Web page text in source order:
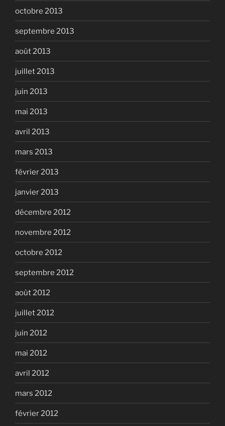
octobre 2013
septembre 2013
août 2013
juillet 2013
juin 2013
mai 2013
avril 2013
mars 2013
février 2013
janvier 2013
décembre 2012
novembre 2012
octobre 2012
septembre 2012
août 2012
juillet 2012
juin 2012
mai 2012
avril 2012
mars 2012
février 2012